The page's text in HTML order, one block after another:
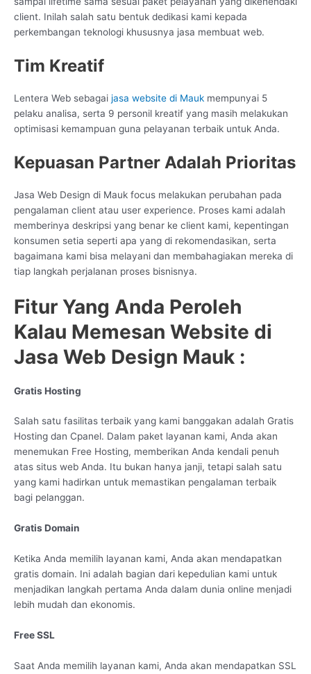
client. Inilah salah satu bentuk dedikasi kami kepada
perkembangan teknologi khususnya jasa membuat web.
Tim Kreatif
Lentera Web sebagai jasa website di Mauk mempunyai 5
pelaku analisa, serta 9 personil kreatif yang masih melakukan
optimisasi kemampuan guna pelayanan terbaik untuk Anda.
Kepuasan Partner Adalah Prioritas
Jasa Web Design di Mauk focus melakukan perubahan pada
pengalaman client atau user experience. Proses kami adalah
memberinya deskripsi yang benar ke client kami, kepentingan
konsumen setia seperti apa yang di rekomendasikan, serta
bagaimana kami bisa melayani dan membahagiakan mereka di
tiap langkah perjalanan proses bisnisnya.
Fitur Yang Anda Peroleh
Kalau Memesan Website di
Jasa Web Design Mauk :
Gratis Hosting
Salah satu fasilitas terbaik yang kami banggakan adalah Gratis
Hosting dan Cpanel. Dalam paket layanan kami, Anda akan
menemukan Free Hosting, memberikan Anda kendali penuh
atas situs web Anda. Itu bukan hanya janji, tetapi salah satu
yang kami hadirkan untuk memastikan pengalaman terbaik
bagi pelanggan.
Gratis Domain
Ketika Anda memilih layanan kami, Anda akan mendapatkan
gratis domain. Ini adalah bagian dari kepedulian kami untuk
menjadikan langkah pertama Anda dalam dunia online menjadi
lebih mudah dan ekonomis.
Free SSL
Saat Anda memilih layanan kami, Anda akan mendapatkan SSL